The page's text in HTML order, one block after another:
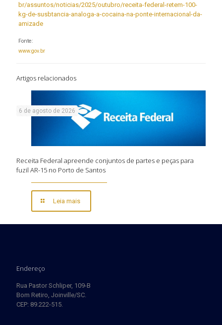
br/assuntos/noticias/2025/outubro/receita-federal-retem-100-
kg-de-susbtancia-analoga-a-cocaina-na-ponte-internacional-da-
amizade
Fonte:
www.gov.br
Artigos relacionados
6 de agosto de 2026
Receita Federal apreende conjuntos de partes e peças para
fuzil AR-15 no Porto de Santos
Leia mais
Endereço
Rua Pastor Schliper, 109-B
Bom Retiro, Joinville/SC.
CEP: 89.222-515.